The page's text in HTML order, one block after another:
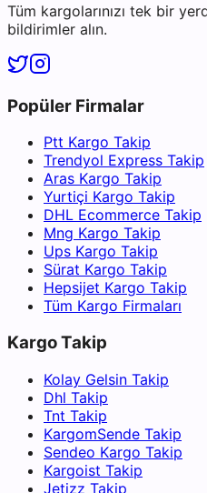
Tüm kargolarınızı tek bir
bildirimler alın.
Popüler Firmalar
Ptt Kargo Takip
Trendyol Express Takip
Aras Kargo Takip
Yurtiçi Kargo Takip
DHL Ecommerce Takip
Mng Kargo Takip
Ups Kargo Takip
Sürat Kargo Takip
Hepsijet Kargo Takip
Tüm Kargo Firmaları
Kargo Takip
Kolay Gelsin Takip
Dhl Takip
Tnt Takip
KargomSende Takip
Sendeo Kargo Takip
Kargoist Takip
Jetizz Takip